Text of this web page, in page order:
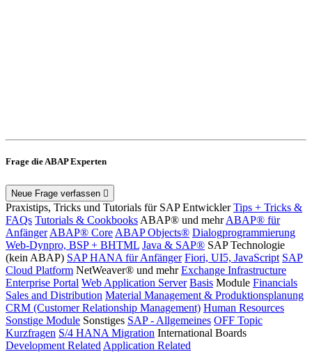
Frage die ABAP Experten
Neue Frage verfassen
Praxistips, Tricks und Tutorials für SAP Entwickler Tips + Tricks &
FAQs Tutorials & Cookbooks ABAP® und mehr ABAP® für
Anfänger ABAP® Core ABAP Objects® Dialogprogrammierung
Web-Dynpro, BSP + BHTML Java & SAP® SAP Technologie
(kein ABAP) SAP HANA für Anfänger Fiori, UI5, JavaScript SAP
Cloud Platform NetWeaver® und mehr Exchange Infrastructure
Enterprise Portal Web Application Server Basis Module Financials
Sales and Distribution Material Management & Produktionsplanung
CRM (Customer Relationship Management) Human Resources
Sonstige Module Sonstiges SAP - Allgemeines OFF Topic
Kurzfragen S/4 HANA Migration International Boards
Development Related Application Related